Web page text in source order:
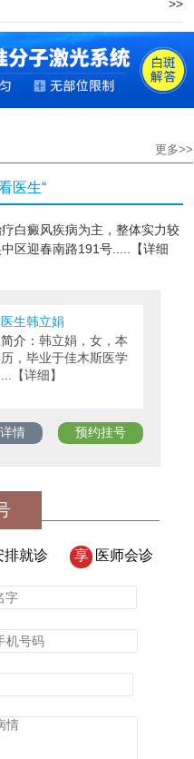
>>
更多>>
医生“
白癜风疾病为主，整体实力较
区迎春南路191号.....【详细
生韩立娟
介： 韩立娟，女，本
，毕业于佳木斯医学
【详细】
情 预约挂号
排就诊 享 医师会诊